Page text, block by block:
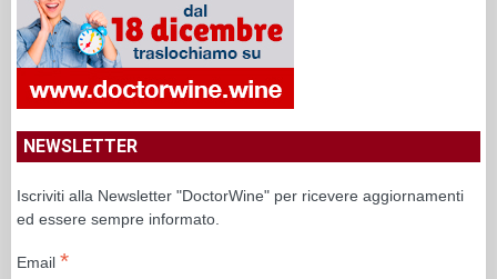
NEWSLETTER
Iscriviti alla Newsletter "DoctorWine" per ricevere aggiornamenti
ed essere sempre informato.
Email *